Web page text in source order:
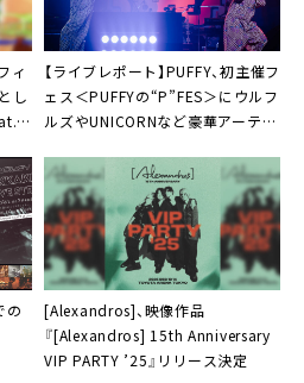
ィ
し
【ライブレポート】PUFFY、初主催フ
ェス＜PUFFYの“P”FES＞にウルフ
ルズやUNICORNなど豪華アーティ
の
[Alexandros]、映像作品
『[Alexandros] 15th Anniversary
VIP PARTY ’25』リリース決定